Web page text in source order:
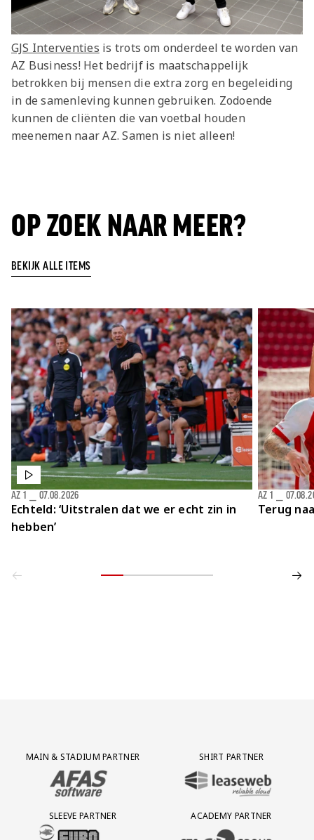
GJS Interventies is trots om onderdeel te worden van
AZ Business! Het bedrijf is maatschappelijk
betrokken bij mensen die extra zorg en begeleiding
in de samenleving kunnen gebruiken. Zodoende
kunnen de cliënten die van voetbal houden
meenemen naar AZ. Samen is niet alleen!
OP ZOEK NAAR MEER?
BEKIJK ALLE ITEMS
Echteld: ‘Uitstralen dat we er echt zin in
hebben’
AZ 1 07.08.2026
Terug
AZ 1
Partner Logos Grid
MAIN & STADIUM PARTNER
BEZOEK ONZE MAIN & STADIUM PARTNER AFAS SOFTWARE
SHIRT PARTNER
BEZOEK ONZE SHIRT PARTNER
SLEEVE PARTNER
BEZOEK ONZE SLEEVE PARTNER EUROJACKPOT
ACADEMY PARTNER
BEZOEK ONZE ACADEMY